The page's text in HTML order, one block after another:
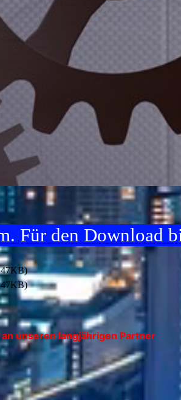
Für den Download
unseren langjährigen Partner